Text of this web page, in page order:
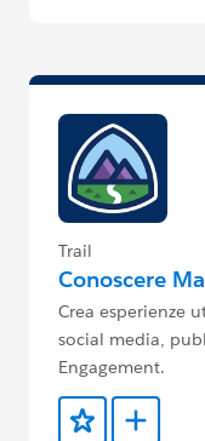
Trail
Conoscere
Crea esperienze
social media,
Engagement.
Aggiunto ai